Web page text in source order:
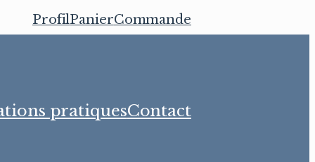
ProfilPanierCommande
pratiquesContact